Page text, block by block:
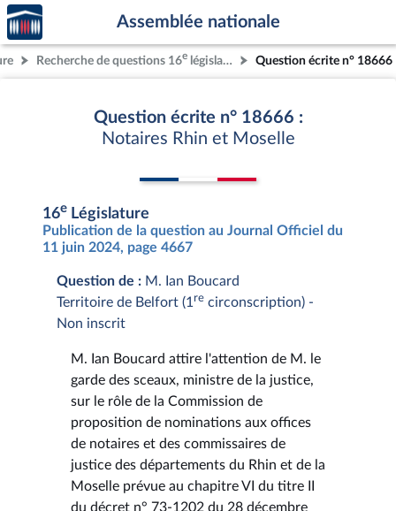
Aller au contenu
Aller en bas de la page
Accèder
à la
page
d'accueil
Assemblée nationale
Recherche de questions 16e législature Question écrite n° 18666
Question écrite n° 18666 :
Notaires Rhin et Moselle
16e Législature
Publication de la question au Journal Officiel du
11 juin 2024, page 4667
Question de : M. Ian Boucard
Territoire de Belfort (1 re circonscription) -
Non inscrit
M. Ian Boucard attire l'attention de M. le
garde des sceaux, ministre de la justice,
sur le rôle de la Commission de
proposition de nominations aux offices
de notaires et des commissaires de
justice des départements du Rhin et de la
Moselle prévue au chapitre VI du titre II
du décret n° 73-1202 du 28 décembre